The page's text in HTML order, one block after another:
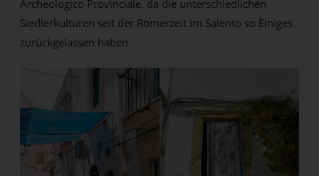
Archeologico Provinciale, da die unterschiedlichen
Siedlerkulturen seit der Römerzeit im Salento so Einiges
zurückgelassen haben.